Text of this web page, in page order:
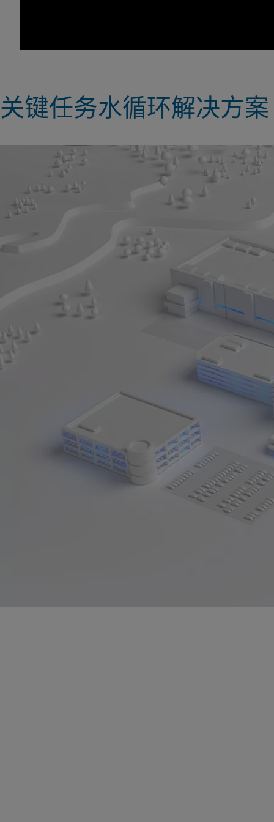
关键任务水循环解决方案